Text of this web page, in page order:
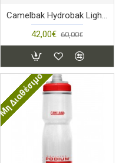
Camelbak Hydrobak Light - Black
42,00€ 60,00€
Μη Διαθέσιμο